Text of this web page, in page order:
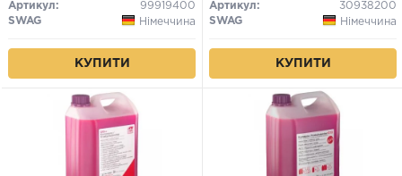
Артикул:
99919400
SWAG
Німеччина
КУПИТИ
Артикул:
30938200
SWAG
Німеччина
КУПИТИ